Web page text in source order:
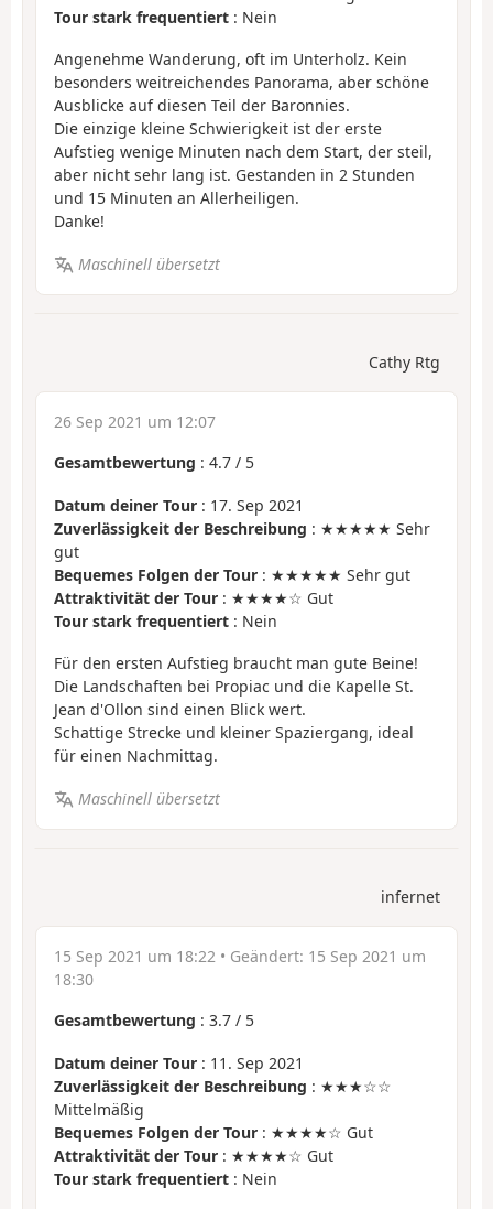
Tour stark frequentiert : Nein
Angenehme Wanderung, oft im Unterholz. Kein
besonders weitreichendes Panorama, aber schöne
Ausblicke auf diesen Teil der Baronnies.
Die einzige kleine Schwierigkeit ist der erste
Aufstieg wenige Minuten nach dem Start, der steil,
aber nicht sehr lang ist. Gestanden in 2 Stunden
und 15 Minuten an Allerheiligen.
Danke!
Maschinell übersetzt
Cathy Rtg
26 Sep 2021 um 12:07
Gesamtbewertung : 4.7 / 5
Datum deiner Tour : 17. Sep 2021
Zuverlässigkeit der Beschreibung : ★★★★★ Sehr
gut
Bequemes Folgen der Tour : ★★★★★ Sehr gut
Attraktivität der Tour : ★★★★☆ Gut
Tour stark frequentiert : Nein
Für den ersten Aufstieg braucht man gute Beine!
Die Landschaften bei Propiac und die Kapelle St.
Jean d'Ollon sind einen Blick wert.
Schattige Strecke und kleiner Spaziergang, ideal
für einen Nachmittag.
Maschinell übersetzt
infernet
15 Sep 2021 um 18:22 • Geändert: 15 Sep 2021 um
18:30
Gesamtbewertung : 3.7 / 5
Datum deiner Tour : 11. Sep 2021
Zuverlässigkeit der Beschreibung : ★★★☆☆
Mittelmäßig
Bequemes Folgen der Tour : ★★★★☆ Gut
Attraktivität der Tour : ★★★★☆ Gut
Tour stark frequentiert : Nein